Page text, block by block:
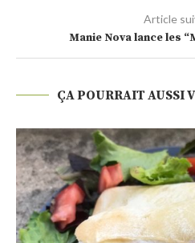
Article
Manie Nova lance les
ÇA POURRAIT AUSSI